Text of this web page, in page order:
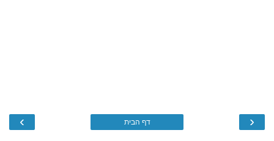
‹
› דף הבית